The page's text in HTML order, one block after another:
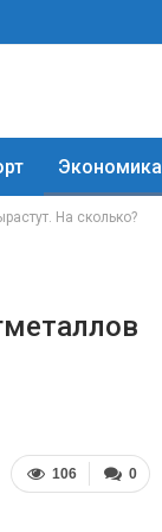
Экономика
На сколько?
0
106